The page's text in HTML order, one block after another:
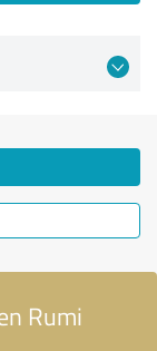
Rumi